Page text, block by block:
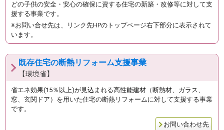
どの子供の安全・安心の確保に資する住宅の新築・改修等に対して支
援する事業です。
※お問い合せ先は、リンク先HPのトップページ右下部分に表示されて
います。
既存住宅の断熱リフォーム支援事業
【環境省】
省エネ効果(15％以上)が見込まれる高性能建材（断熱材、ガラス、
窓、玄関ドア）を用いた住宅の断熱リフォームに対して支援する事業
です。
お問い合わせ先